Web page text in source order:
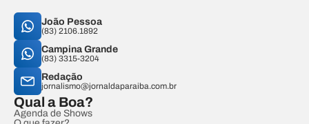
João Pessoa
(83) 2106.1892
Campina Grande
(83) 3315-3204
Redação
jornalismo@jornaldaparaiba.com.br
Qual a Boa?
Agenda de Shows